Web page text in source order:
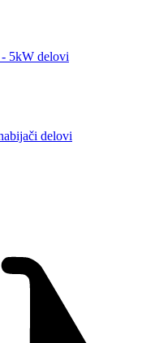
5kW delovi
delovi